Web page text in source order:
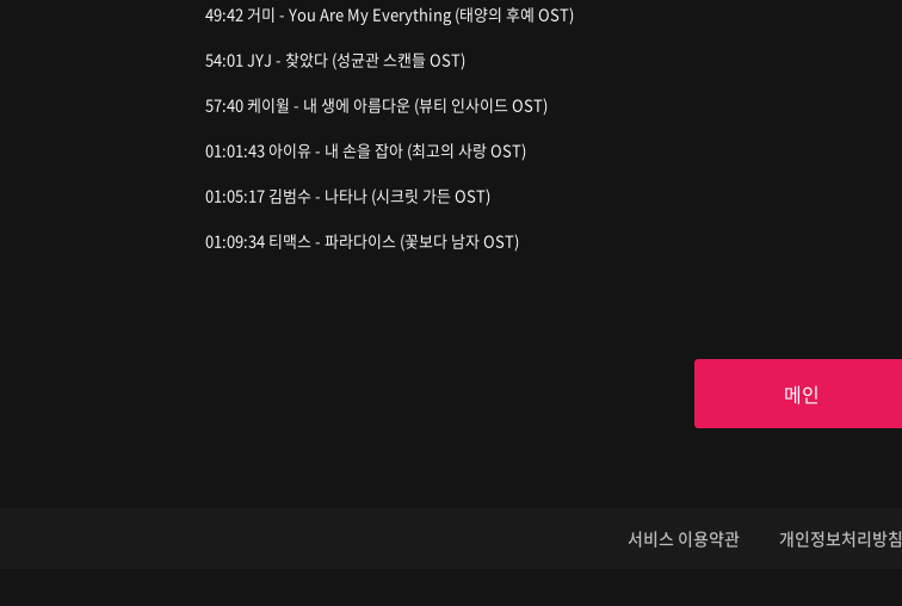
49:42 거미 - You Are My Everything (태양의 후예 OST)
54:01 JYJ - 찾았다 (성균관 스캔들 OST)
57:40 케이윌 - 내 생에 아름다운 (뷰티 인사이드 OST)
01:01:43 아이유 - 내 손을 잡아 (최고의 사랑 OST)
01:05:17 김범수 - 나타나 (시크릿 가든 OST)
01:09:34 티맥스 - 파라다이스 (꽃보다 남자 OST)
메인
서비스 이용약관 개인정보처리방침